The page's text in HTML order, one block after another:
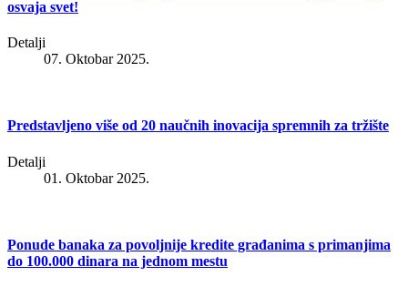
osvaja svet!
Detalji
07. Oktobar 2025.
Predstavljeno više od 20 naučnih inovacija spremnih za tržište
Detalji
01. Oktobar 2025.
Ponude banaka za povoljnije kredite građanima s primanjima
do 100.000 dinara na jednom mestu